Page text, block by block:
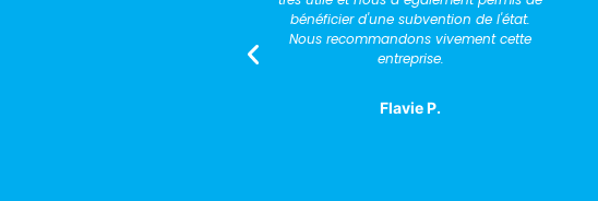
suivi du chantier très sérieux. Il a été
disponible et de bons conseils.